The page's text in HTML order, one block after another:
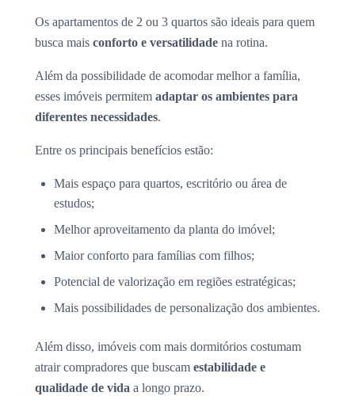
Os apartamentos de 2 ou 3 quartos são ideais para quem
busca mais conforto e versatilidade na rotina.
Além da possibilidade de acomodar melhor a família,
esses imóveis permitem adaptar os ambientes para
diferentes necessidades.
Entre os principais benefícios estão:
Mais espaço para quartos, escritório ou área de
estudos;
Melhor aproveitamento da planta do imóvel;
Maior conforto para famílias com filhos;
Potencial de valorização em regiões estratégicas;
Mais possibilidades de personalização dos ambientes.
Além disso, imóveis com mais dormitórios costumam
atrair compradores que buscam estabilidade e
qualidade de vida a longo prazo.